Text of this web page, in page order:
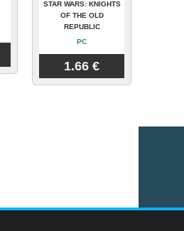
STAR WARS: KNIGHTS
OF THE OLD
REPUBLIC
PC
1.66 €